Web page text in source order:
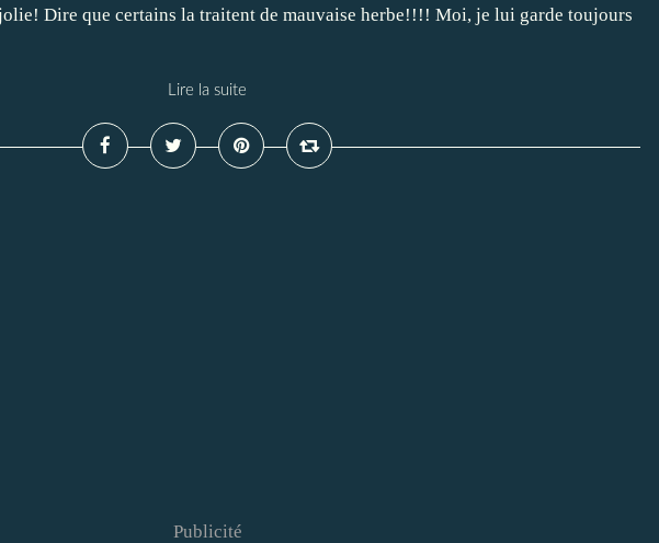
Dire que certains la traitent de mauvaise herbe!!!! Moi, je lui garde toujours
Lire la suite
Publicité